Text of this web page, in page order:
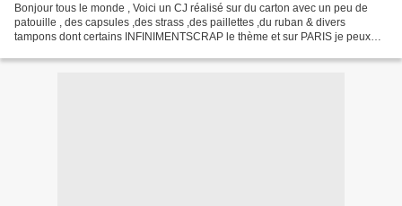
Bonjour tous le monde , Voici un CJ réalisé sur du carton avec un peu de
patouille , des capsules ,des strass ,des paillettes ,du ruban & divers
tampons dont certains INFINIMENTSCRAP le thème et sur PARIS je peux